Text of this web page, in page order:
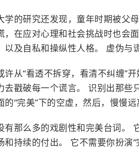
学的研究还发现，童年时期被父
，在应对心理和社会挑战时也会
以及自私和操纵性人格。 虚伪与
许从“看透不拆穿，看清不纠缠”
去戳破每一个谎言。 识别出那些
“完美”下的空虚，然后，慢慢远
有那么多的戏剧性和完美台词。
持续的付出。 它不需要你扮演“